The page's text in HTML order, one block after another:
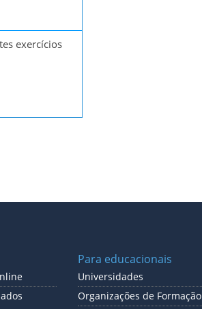
exercícios
Para educacionais
Universidades
Organizações de Formação